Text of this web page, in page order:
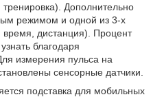
тренировка). Дополнительно
режимом и одной из 3-х
дистанция). Процент
благодаря
измерения пульса на
сенсорные датчики.
подставка для мобильных